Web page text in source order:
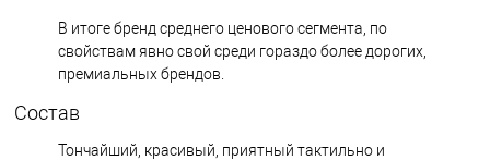
В итоге бренд среднего ценового сегмента, по
свойствам явно свой среди гораздо более дорогих,
премиальных брендов.
Состав
Тончайший, красивый, приятный тактильно и